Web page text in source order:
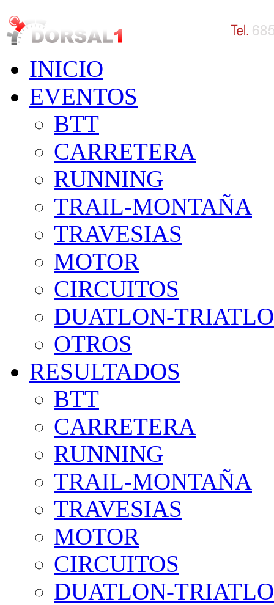
INICIO
EVENTOS
BTT
CARRETERA
RUNNING
TRAIL-MONTAÑA
TRAVESIAS
MOTOR
CIRCUITOS
DUATLON-
OTROS
RESULTADOS
BTT
CARRETERA
RUNNING
TRAIL-MONTAÑA
TRAVESIAS
MOTOR
CIRCUITOS
DUATLON-